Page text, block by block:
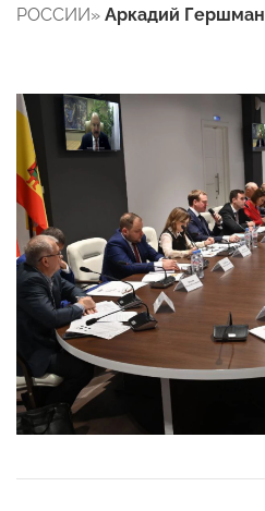
РОССИИ» Аркадий Гершман